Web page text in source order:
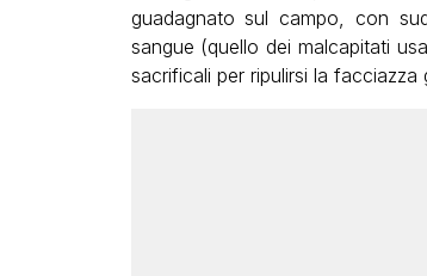
guadagnato sul campo, con
sangue (quello dei malcapitati
sacrificali per ripulirsi la